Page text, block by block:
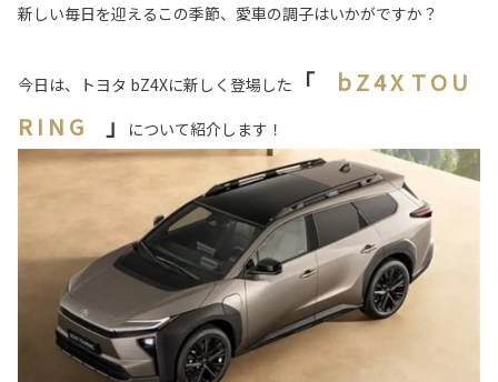
新しい毎日を迎えるこの季節、愛車の調子はいかがですか？
今日は、トヨタ bZ4Xに新しく登場した 「 b Z 4 X T O U
R I N G 」 について紹介します！